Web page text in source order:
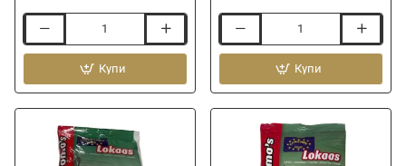
за
захранка
CHAMPION
FEED
Coprah
Melasse
Купи
ароматизатор
CHAMPION
FEED
Hi
Concentrated
Greenarom
Купи